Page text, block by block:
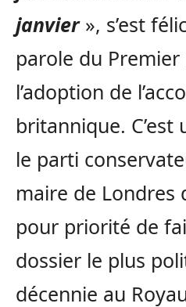
janvier», s’est
parole du
l’adoption de
britannique.
le parti
maire de Londres
pour priorité de
dossier le plus
décennie au